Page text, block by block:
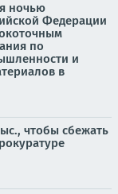
ночью
Федерации
по
и
в
чтобы сбежать